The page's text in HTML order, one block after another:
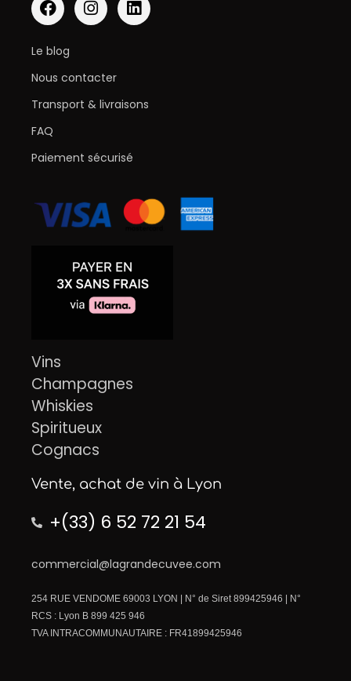
Le blog
Nous contacter
Transport & livraisons
FAQ
Paiement sécurisé
Vins
Champagnes
Whiskies
Spiritueux
Cognacs
Vente, achat de vin à Lyon
+(33) 6 52 72 21 54
commercial@lagrandecuvee.com
254 RUE VENDOME 69003 LYON | N° de Siret 899425946 | N°
RCS : Lyon B 899 425 946
TVA INTRACOMMUNAUTAIRE : FR41899425946